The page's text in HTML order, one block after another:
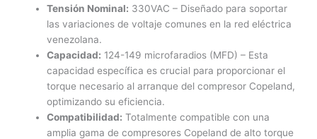
Tensión Nominal: 330VAC – Diseñado para soportar
las variaciones de voltaje comunes en la red eléctrica
venezolana.
Capacidad: 124-149 microfaradios (MFD) – Esta
capacidad específica es crucial para proporcionar el
torque necesario al arranque del compresor Copeland,
optimizando su eficiencia.
Compatibilidad: Totalmente compatible con una
amplia gama de compresores Copeland de alto torque